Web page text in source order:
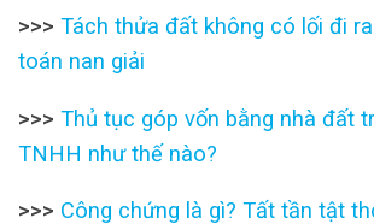
>>> Tách thửa đất không có lối đi
toán nan giải
>>> Thủ tục góp vốn bằng nhà đất
TNHH như thế nào?
>>> Công chứng là gì? Tất tần tật